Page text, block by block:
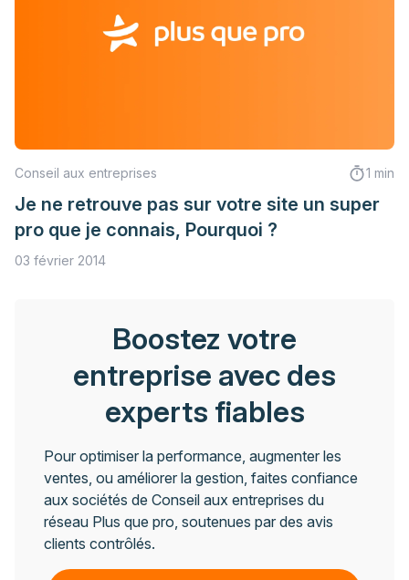
Conseil aux entreprises 1 min
Je ne retrouve pas sur votre site un super
pro que je connais, Pourquoi ?
03 février 2014
Boostez votre
entreprise avec des
experts fiables
Pour optimiser la performance, augmenter les
ventes, ou améliorer la gestion, faites confiance
aux sociétés de Conseil aux entreprises du
réseau Plus que pro, soutenues par des avis
clients contrôlés.